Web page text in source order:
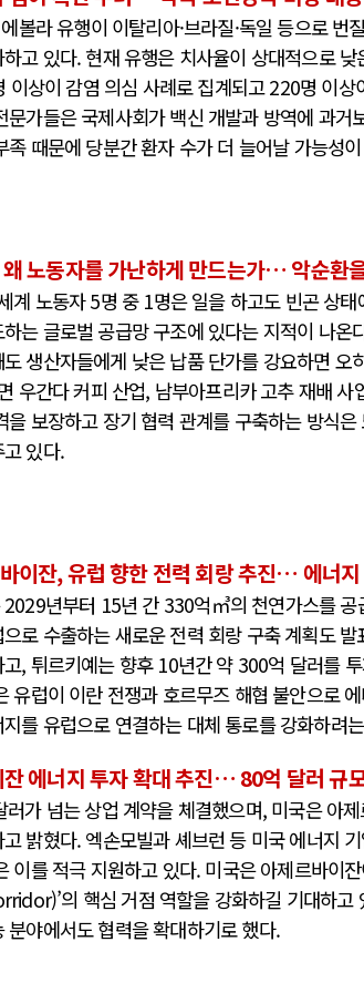
볼라 유행이 이탈리아·브라질·독일 등으로 번
고 있다. 현재 유행은 치사율이 상대적으로
이상이 감염 의심 사례로 집계되고 220명 이
문가들은 국제사회가 백신 개발과 방역에 과
족 때문에 당분간 환자 수가 더 늘어날 가능성
노동자를 가난하게 만드는가… 악순환
노동자 5명 중 1명은 일을 하고도 빈곤 상태
는 글로벌 공급망 구조에 있다는 지적이 나온
생산자들에게 낮은 납품 단가를 강요하면 오
우간다 커피 산업, 남부아프리카 고추 재배
을 보장하고 장기 협력 관계를 구축하는 방식
있다.
이잔, 유럽 향한 전력 회랑 추진… 에너
년부터 15년 간 330억㎥의 천연가스를
로 수출하는 새로운 전력 회랑 구축 계획도
, 튀르키예는 향후 10년간 약 300억 달러를
유럽이 이란 전쟁과 호르무즈 해협 불안으로
를 유럽으로 연결하는 대체 통로를 강화하려
에너지 투자 확대 추진… 80억 달러 규
가 넘는 상업 계약을 체결했으며, 미국은 아
밝혔다. 엑손모빌과 셰브런 등 미국 에너지
이를 적극 지원하고 있다. 미국은 아제르바이
의 핵심 거점 역할을 강화하길 기대하고
분야에서도 협력을 확대하기로 했다.